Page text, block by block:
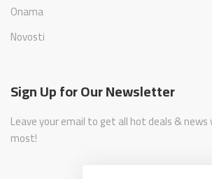
Onama
Novosti
Sign Up for Our Newsletter
Leave your email to get all hot deals &
most!